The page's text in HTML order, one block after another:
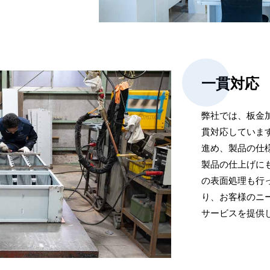
一貫対応
弊社では、板金
貫対応していま
進め、製品の仕
製品の仕上げに
の表面処理も行
り、お客様のニ
サービスを提供